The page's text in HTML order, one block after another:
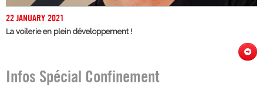
22 JANUARY 2021
La voilerie en plein développement !
Infos Spécial Confinement